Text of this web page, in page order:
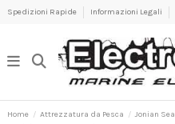
Spedizioni Rapide Informazioni Legali
Home Attrezzatura da Pesca Jonian Sea